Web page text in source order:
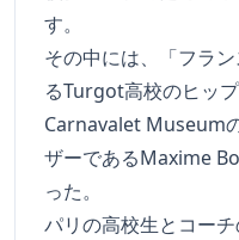
す。
その中には、「フラ
るTurgot高校のヒッ
Carnavalet Museum
ザーであるMaxime
った。
パリの高校生とコー